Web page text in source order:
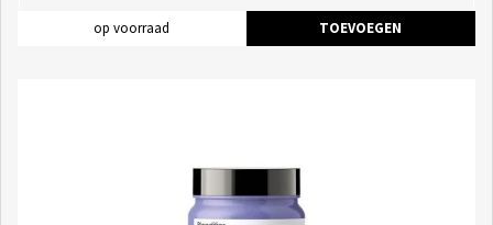
op voorraad TOEVOEGEN